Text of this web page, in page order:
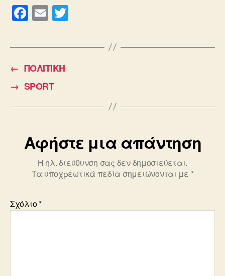
F
a
c
e
b
o
o
E
m
ailtt
← ΠΟΛΙΤΙΚΗ
→ SPORT
Αφήστε μια απάντηση
Η ηλ. διεύθυνση σας δεν δημοσιεύεται.
Τα υποχρεωτικά πεδία σημειώνονται με *
Σχόλιο*